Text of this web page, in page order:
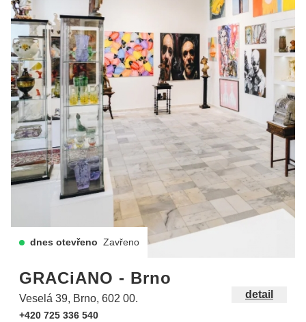
dnes otevřeno Zavřeno
GRACiANO - Brno
Veselá 39, Brno, 602 00.
+420 725 336 540
detail